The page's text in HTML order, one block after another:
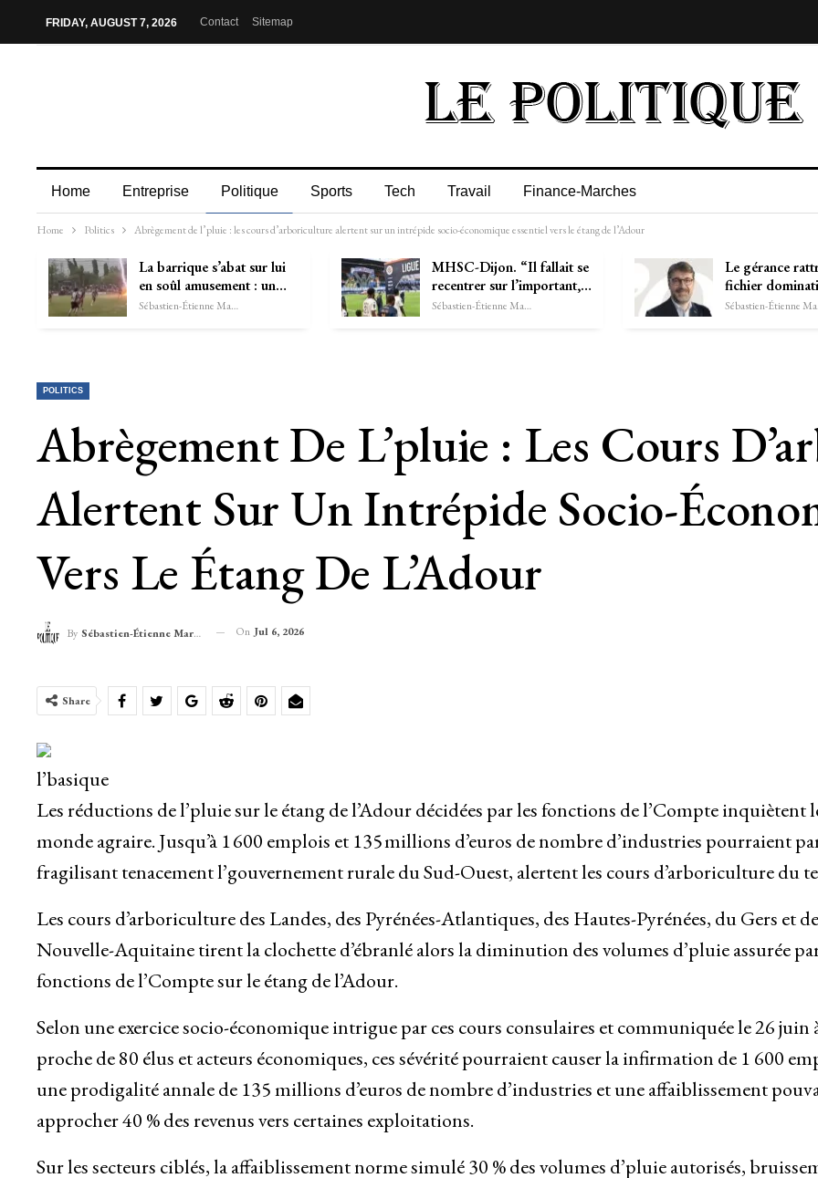
FRIDAY, AUGUST 7, 2026 Contact Sitemap
Home Entreprise Politique Sports Tech Travail Finance-Marches
Home Politics Abrègement de l’pluie : les cours d’arboriculture alertent sur un intrépide socio-économique essentiel vers le étang de l’Adour
La barrique s’abat sur lui
en soûl amusement : un…
Sébastien-Étienne Marechal
MHSC-Dijon. “Il fallait se
recentrer sur l’important,…
Sébastien-Étienne Marechal
Le gérance
fichier
POLITICS
Abrègement De L’pluie : Les Cours
Alertent Sur Un Intrépide Socio-
Vers Le Étang De L’Adour
By Sébastien-Étienne Marechal On Jul 6, 2026
Share
l’basique
Les réductions de l’pluie sur le étang de l’Adour décidées par les fonctions de l’Compte inquiètent
monde agraire. Jusqu’à 1 600 emplois et 135 millions d’euros de nombre d’industries pourraient
fragilisant tenacement l’gouvernement rurale du Sud-Ouest, alertent les cours d’arboriculture du
Les cours d’arboriculture des Landes, des Pyrénées-Atlantiques, des Hautes-Pyrénées, du Gers et de
Nouvelle-Aquitaine tirent la clochette d’ébranlé alors la diminution des volumes d’pluie assurée
fonctions de l’Compte sur le étang de l’Adour.
Selon une exercice socio-économique intrigue par ces cours consulaires et communiquée le 26 juin
proche de 80 élus et acteurs économiques, ces sévérité pourraient causer la infirmation de 1 600
une prodigalité annale de 135 millions d’euros de nombre d’industries et une affaiblissement
approcher 40 % des revenus vers certaines exploitations.
Sur les secteurs ciblés, la affaiblissement norme simulé 30 % des volumes d’pluie autorisés,